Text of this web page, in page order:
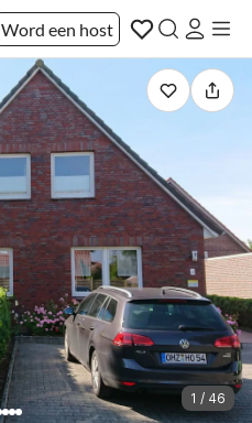
Word een host
1 / 46